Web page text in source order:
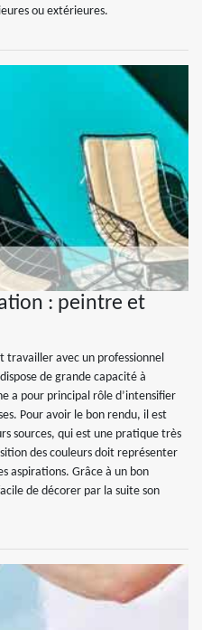
ou extérieures.
: peintre et
travailler avec un professionnel
de grande capacité à
a pour principal rôle d’intensifier
Pour avoir le bon rendu, il est
sources, qui est une pratique très
des couleurs doit représenter
aspirations. Grâce à un bon
de décorer par la suite son